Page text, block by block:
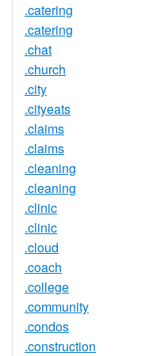
.catering
.catering
.chat
.church
.city
.cityeats
.claims
.claims
.cleaning
.cleaning
.clinic
.clinic
.cloud
.coach
.college
.community
.condos
.construction